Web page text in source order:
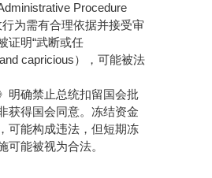
Procedure
为需有合理依据并接受审
证明“武断或任
capricious），可能被法
明确禁止总统扣留国会批
获得国会同意。冻结资金
可能构成违法，但短期冻
可能被视为合法。